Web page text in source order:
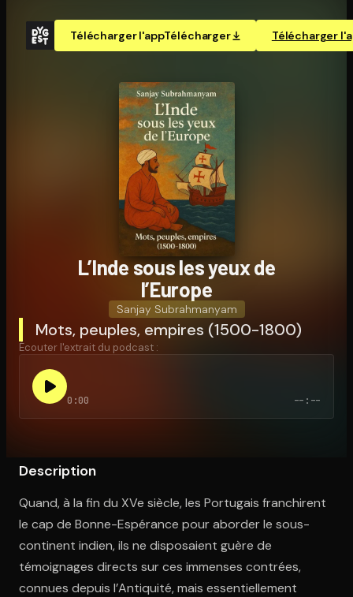
Télécharger l'appTélécharger Télécharger
Ouvre l'app Appareil photo, pointe sur le code. C'est gratuit à
L’Inde sous les yeux de
l’Europe
Sanjay Subrahmanyam
Mots, peuples, empires (1500-1800)
Écouter l'extrait du podcast :
0:00 --:--
Description
Quand, à la fin du XVe siècle, les Portugais franchirent
le cap de Bonne-Espérance pour aborder le sous-
continent indien, ils ne disposaient guère de
témoignages directs sur ces immenses contrées,
connues depuis l’Antiquité, mais essentiellement